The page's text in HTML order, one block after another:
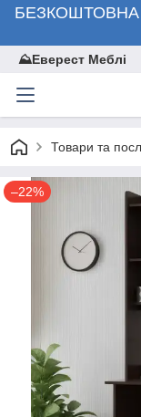
БЕЗКОШТОВНА
⛰️Еверест Меблі
Товари та
–22%